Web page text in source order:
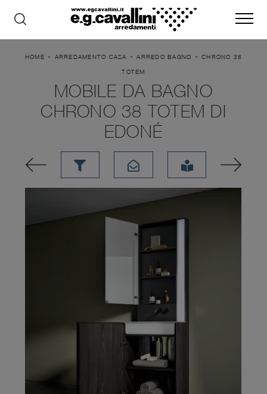
HOME - ARREDAMENTO CASA -ARREDO BAGNO - CHRONO 38
TOTEM
MOBILE DA BAGNO
CHRONO 38 TOTEM DI
EDONÉ